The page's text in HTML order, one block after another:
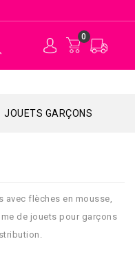
0
JOUETS GARÇONS
flèches en mousse,
de jouets pour garçons